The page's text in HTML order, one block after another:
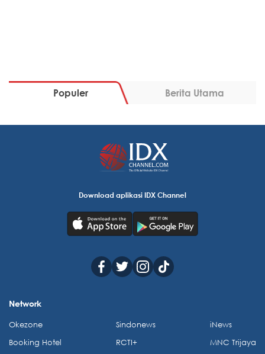
Populer Berita Utama
Download aplikasi IDX Channel
Network
Okezone
Booking Hotel
Sindonews
RCTI+
iNews
MNC Trijaya